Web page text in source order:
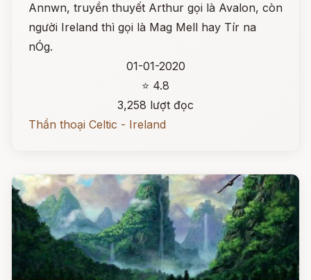
Annwn, truyền thuyết Arthur gọi là Avalon, còn
người Ireland thì gọi là Mag Mell hay Tír na
nÓg.
01-01-2020
⭐ 4.8
3,258 lượt đọc
Thần thoại Celtic - Ireland